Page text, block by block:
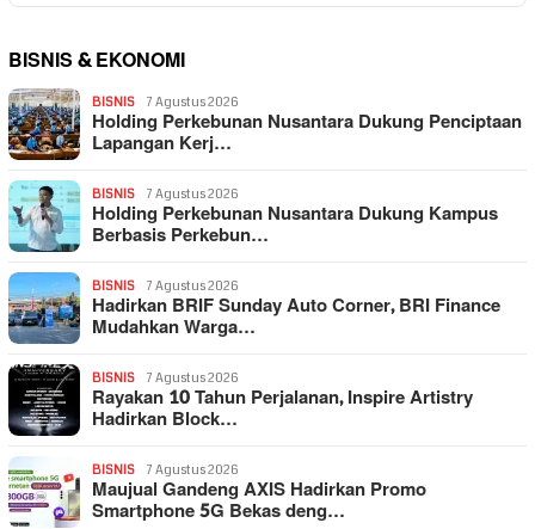
BISNIS & EKONOMI
BISNIS 7 Agustus 2026
Holding Perkebunan Nusantara Dukung Penciptaan
Lapangan Kerj…
BISNIS 7 Agustus 2026
Holding Perkebunan Nusantara Dukung Kampus
Berbasis Perkebun…
BISNIS 7 Agustus 2026
Hadirkan BRIF Sunday Auto Corner, BRI Finance
Mudahkan Warga…
BISNIS 7 Agustus 2026
Rayakan 10 Tahun Perjalanan, Inspire Artistry
Hadirkan Block…
BISNIS 7 Agustus 2026
Maujual Gandeng AXIS Hadirkan Promo
Smartphone 5G Bekas deng…